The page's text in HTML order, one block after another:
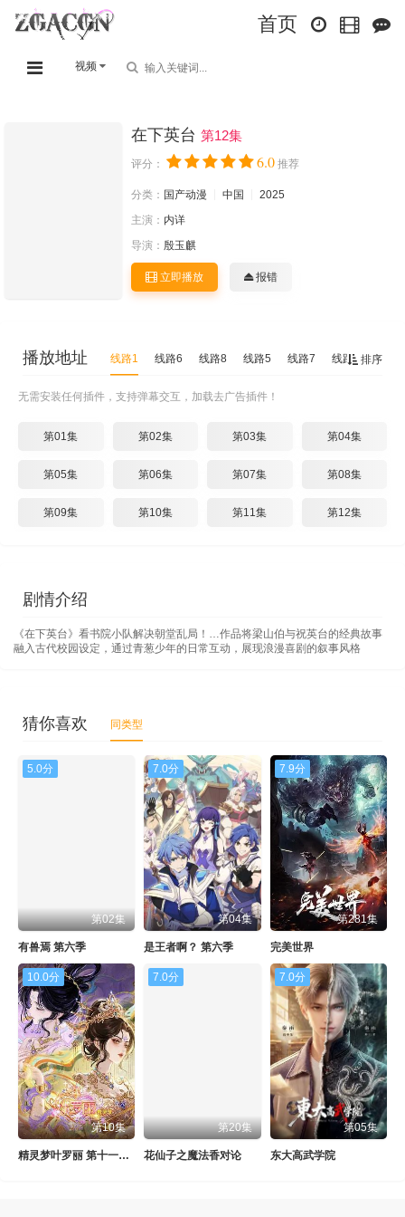
首页
视频
在下英台 第12集
评分： 6.0 推荐
分类： 国产动漫 中国
2025
主演： 内详
导演： 殷玉麒
立即播放 报错
排序
播放地址 线路1 线路6 线路8 线路5 线路7 线路2 线路4
无需安装任何插件，支持弹幕交互，加载去广告插件！
第01集 第02集 第03集 第04集
第05集 第06集 第07集 第08集
第09集 第10集 第11集 第12集
剧情介绍
《在下英台》看书院小队解决朝堂乱局！…作品将梁山伯与祝英台的经典故事
融入古代校园设定，通过青葱少年的日常互动，展现浪漫喜剧的叙事风格
猜你喜欢 同类型
5.0分
第02集
有兽焉 第六季
7.0分
第04集
是王者啊？ 第六季
7.9分
第281集
完美世界
10.0分
第10集
精灵梦叶罗丽 第十一季（下）
7.0分
第20集
花仙子之魔法香对论
7.0分
第05集
东大高武学院